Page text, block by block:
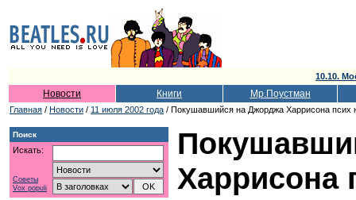
10.10.
Новости Книги Мр.Поустман
Главная / Новости / 11 июля 2002 года / Покушавшийся на Джорджа Харрисона псих
Поиск
Искать:
Советы
Vox populi
Харрисона